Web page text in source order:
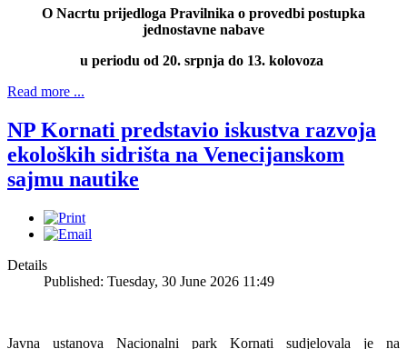
O Nacrtu prijedloga Pravilnika o provedbi postupka
jednostavne nabave
u periodu od 20. srpnja do 13. kolovoza
Read more ...
NP Kornati predstavio iskustva razvoja
ekoloških sidrišta na Venecijanskom
sajmu nautike
Details
Published: Tuesday, 30 June 2026 11:49
Javna ustanova Nacionalni park Kornati sudjelovala je na